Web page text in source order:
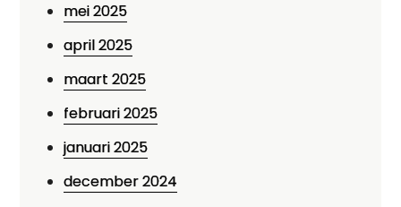
mei 2025
april 2025
maart 2025
februari 2025
januari 2025
december 2024